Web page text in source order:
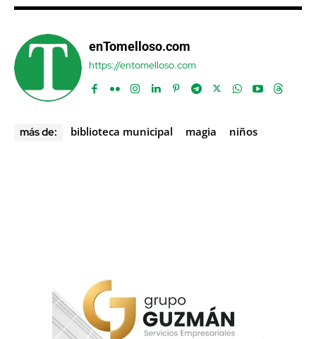
enTomelloso.com
https://entomelloso.com
más de: biblioteca municipal magia niños